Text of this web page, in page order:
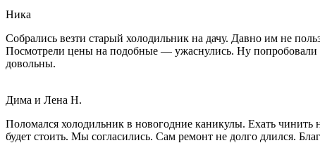
Ника
Собрались везти старый холодильник на дачу. Давно им не
Посмотрели цены на подобные — ужаснулись. Ну попробовали
довольны.
Дима и Лена Н.
Поломался холодильник в новогодние каникулы. Ехать чинить
будет стоить. Мы согласились. Сам ремонт не долго длился.